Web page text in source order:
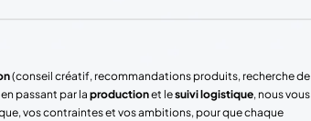
(conseil créatif, recommandations produits, recherche de
passant par la productionet lesuivi logistique, nous vous
vos contraintes et vos ambitions, pour que chaque